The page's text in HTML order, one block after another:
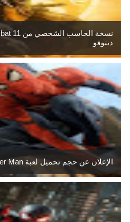
دينوفو
الإعلان عن حجم تحميل لعبة Spider Man